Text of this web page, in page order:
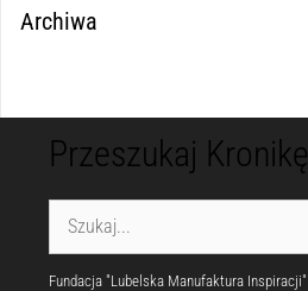
Archiwa
Przeszukaj Kronikę
Fundacja "Lubelska Manufaktura Inspiracji"